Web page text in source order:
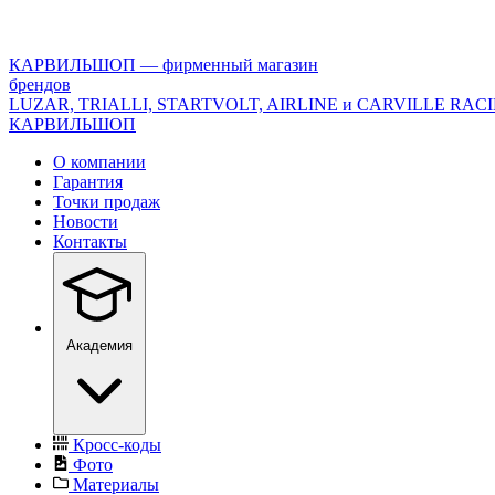
version="1.0"
encoding="utf-
8"?
>
КАРВИЛЬШОП — фирменный магазин
брендов
LUZAR, TRIALLI, STARTVOLT, AIRLINE и CARVILLE
КАРВИЛЬШОП
О компании
Гарантия
Точки продаж
Новости
Контакты
Академия
Кросс-коды
Фото
Материалы